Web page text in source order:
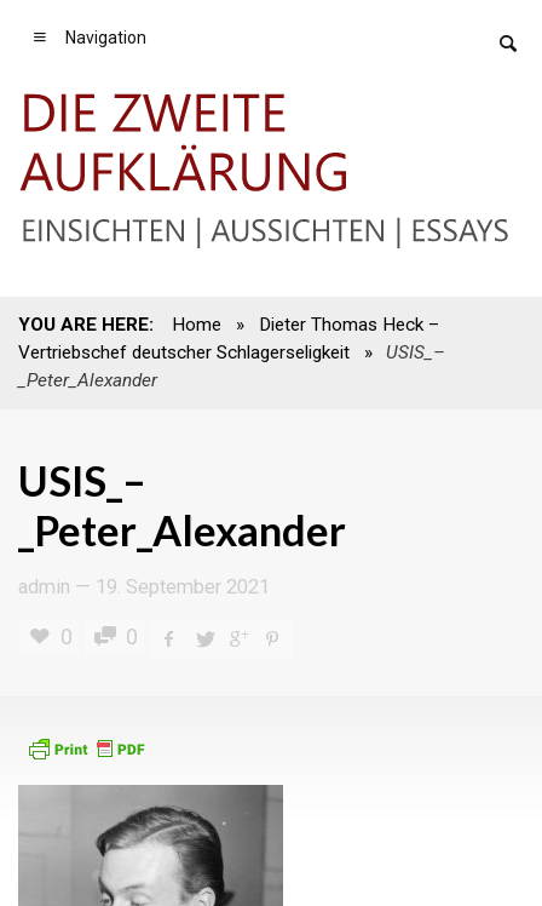
Navigation
YOU ARE HERE: Home »
Dieter Thomas Heck –
Vertriebschef deutscher Schlagerseligkeit
»
USIS_–
_Peter_Alexander
USIS_–
_Peter_Alexander
admin — 19. September 2021
0 0